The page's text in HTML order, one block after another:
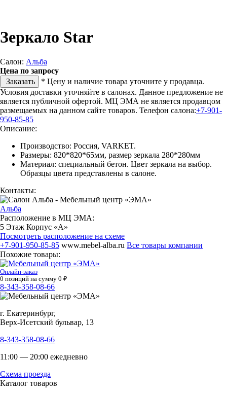
Зеркало Star
Салон: Альба
Цена по запросу
Заказать
* Цену и наличие товара уточните у продавца.
Условия доставки уточняйте в салонах. Данное предложение не
является публичной офертой. МЦ ЭМА не является продавцом
размещаемых на данном сайте товаров. Телефон салона:+7-901-
950-85-85
Описание:
Производство: Россия, VARKET.
Размеры: 820*820*65мм, размер зеркала 280*280мм
Материал: специальный бетон. Цвет зеркала на выбор.
Образцы цвета представлены в салоне.
Контакты:
Альба
Расположение в МЦ ЭМА:
5 Этаж Корпус «А»
Посмотреть расположение на схеме
+7-901-950-85-85 www.mebel-alba.ru Все товары компании
Похожие товары:
Онлайн-заказ
0 позиций на сумму 0 ₽
8-343-358-08-66
г. Екатеринбург,
Верх-Исетский бульвар, 13
8-343-358-08-66
11:00 — 20:00 ежедневно
Схема проезда
Каталог товаров